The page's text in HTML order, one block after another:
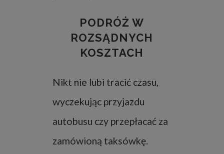
PODRÓŻ W
ROZSĄDNYCH
KOSZTACH
Nikt nie lubi tracić czasu,
wyczekując przyjazdu
autobusu czy przepłacać za
zamówioną taksówkę.